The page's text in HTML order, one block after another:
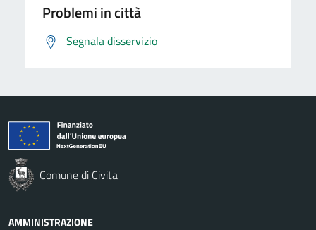
Problemi in città
Segnala disservizio
Comune di Civita
AMMINISTRAZIONE